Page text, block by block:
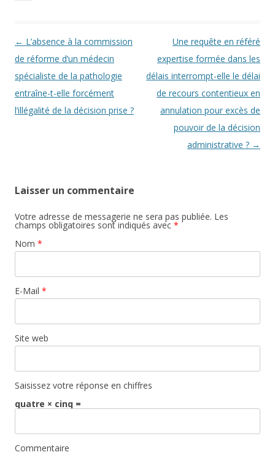
Navigation des articles
← L’absence à la commission
de réforme d’un médecin
spécialiste de la pathologie
entraîne-t-elle forcément
l’illégalité de la décision prise ?
Une requête en référé
expertise formée dans les
délais interrompt-elle le délai
de recours contentieux en
annulation pour excès de
pouvoir de la décision
administrative ? →
Laisser un commentaire
Votre adresse de messagerie ne sera pas publiée. Les
champs obligatoires sont indiqués avec *
Nom *
E-Mail *
Site web
Saisissez votre réponse en chiffres
quatre × cinq =
Commentaire